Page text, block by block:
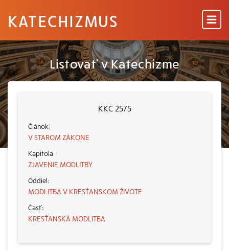
KATECHIZMUS
Listovať v Katechizme
KKC 2575
V STAROM ZÁKONE
ZJAVENIE MODLITBY
MODLITBA V KRESŤANSKOM ŽIVOTE
KRESŤANSKÁ MODLITBA